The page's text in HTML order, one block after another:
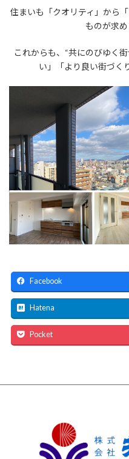
住まいも「クオリティ」から
ものが求め
これからも、“共にのびゆく
い」「より良い街づく
Facebook
Hatena
Pocket